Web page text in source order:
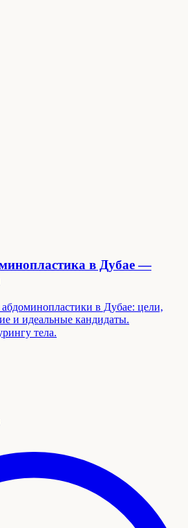
в Дубае —
в Дубае: цели,
и идеальные кандидаты.
тела.